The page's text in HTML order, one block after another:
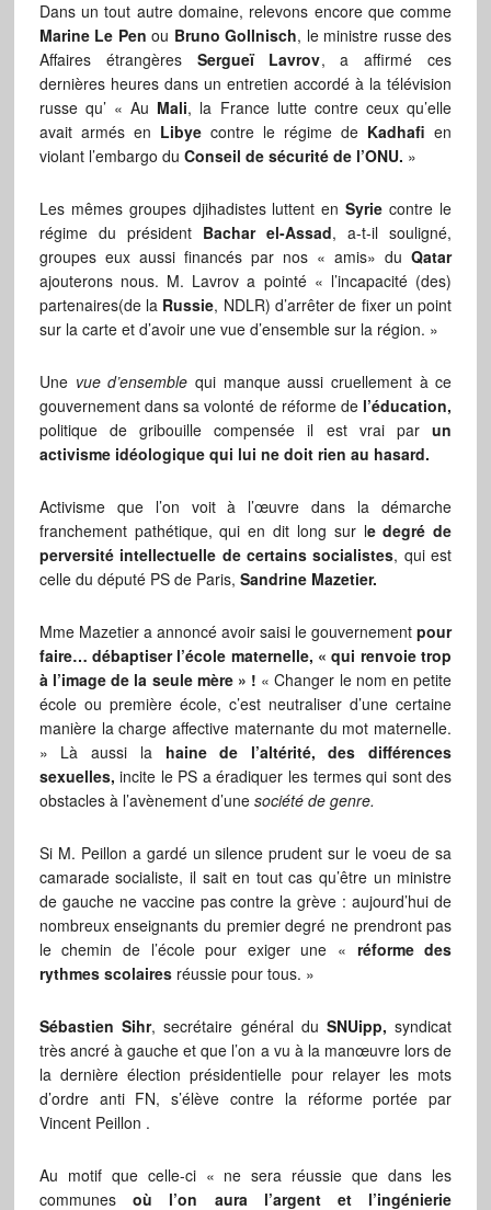
Dans un tout autre domaine, relevons encore que comme
Marine Le Pen ou Bruno Gollnisch, le ministre russe des
Affaires étrangères Sergueï Lavrov, a affirmé ces
dernières heures dans un entretien accordé à la télévision
russe qu’ « Au Mali, la France lutte contre ceux qu’elle
avait armés en Libyecontre le régime de Kadhafi en
violant l’embargo du Conseil de sécurité de l’ONU. »
Les mêmes groupes djihadistes luttent enSyrie contre le
régime du président Bachar el-Assad, a-t-il souligné,
groupes eux aussi financés par nos « amis» duQatar
ajouterons nous. M. Lavrov a pointé « l’incapacité (des)
partenaires(de la Russie, NDLR) d’arrêter de fixer un point
sur la carte et d’avoir une vue d’ensemble sur la région. »
Une vue d’ensemble qui manque aussi cruellement à ce
gouvernement dans sa volonté de réforme de l’éducation,
politique de gribouille compensée il est vrai parun
activisme idéologique qui lui ne doit rien au hasard.
Activisme que l’on voit à l’œuvre dans la démarche
franchement pathétique, qui en dit long sur le degré de
perversité intellectuelle de certains socialistes, qui est
celle du député PS de Paris, Sandrine Mazetier.
Mme Mazetier a annoncé avoir saisi le gouvernement pour
faire… débaptiser l’école maternelle, « qui renvoie trop
à l’image de la seule mère » ! « Changer le nom en petite
école ou première école, c’est neutraliser d’une certaine
manière la charge affective maternante du mot maternelle.
» Là aussi la haine de l’altérité, des différences
sexuelles, incite le PS a éradiquer les termes qui sont des
obstacles à l’avènement d’une société de genre.
Si M. Peillon a gardé un silence prudent sur le voeu de sa
camarade socialiste, il sait en tout cas qu’être un ministre
de gauche ne vaccine pas contre la grève : aujourd’hui de
nombreux enseignants du premier degré ne prendront pas
le chemin de l’école pour exiger une « réforme des
rythmes scolairesréussie pour tous. »
Sébastien Sihr, secrétaire général du SNUipp, syndicat
très ancré à gauche et que l’on a vu à la manœuvre lors de
la dernière élection présidentielle pour relayer les mots
d’ordre anti FN, s’élève contre la réforme portée par
Vincent Peillon .
Au motif que celle-ci « ne sera réussie que dans les
communesoù l’on aura l’argent et l’ingénierie